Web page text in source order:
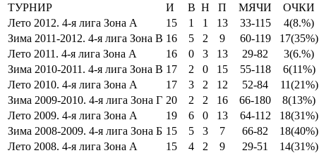
ТУРНИР И В Н П МЯЧИ ОЧКИ
Лето 2012. 4-я лига Зона А
15 1 1 13 33-115 4(8.%)
Зима 2011-2012. 4-я лига Зона В 16 5 2 9 60-119 17(35%)
Лето 2011. 4-я лига Зона А
16 0 3 13 29-82 3(6.%)
Зима 2010-2011. 4-я лига Зона В 17 2 0 15 55-118 6(11%)
Лето 2010. 4-я лига Зона А
17 3 2 12 52-84 11(21%)
Зима 2009-2010. 4-я лига Зона Г 20 2 2 16 66-180 8(13%)
Лето 2009. 4-я лига Зона А
19 6 0 13 64-112 18(31%)
Зима 2008-2009. 4-я лига Зона Б 15 5 3 7 66-82 18(40%)
Лето 2008. 4-я лига Зона А
15 4 2 9 29-51 14(31%)